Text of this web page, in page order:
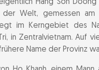
Hang Son
Welt, gemessen am
im Kerngebiet des
in Zentralvietnam. Auf
Name der Provinz